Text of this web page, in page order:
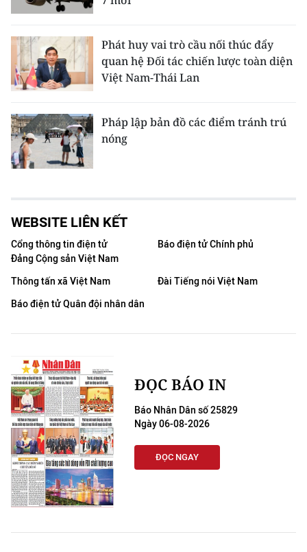
Phát huy vai trò cầu nối thúc đẩy
quan hệ Đối tác chiến lược toàn diện
Việt Nam-Thái Lan
Pháp lập bản đồ các điểm tránh trú
nóng
WEBSITE LIÊN KẾT
Cổng thông tin điện tử
Đảng Cộng sản Việt Nam
Báo điện tử Chính phủ
Thông tấn xã Việt Nam
Đài Tiếng nói Việt Nam
Báo điện tử Quân đội nhân dân
ĐỌC BÁO IN
Báo Nhân Dân số 25829
Ngày 06-08-2026
ĐỌC NGAY